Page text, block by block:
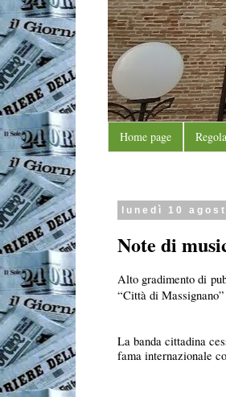
Home page
lunedì 10
Note di
Alto gradimento di
“Città di
La banda cittadina
fama internazionale